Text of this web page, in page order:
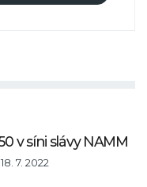
v síni slávy NAMM
7. 2022